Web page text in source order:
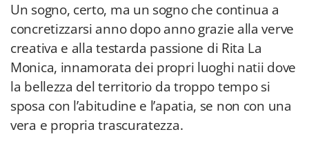
Un sogno, certo, ma un sogno che continua a
concretizzarsi anno dopo anno grazie alla verve
creativa e alla testarda passione di Rita La
Monica, innamorata dei propri luoghi natii dove
la bellezza del territorio da troppo tempo si
sposa con l’abitudine e l’apatia, se non con una
vera e propria trascuratezza.